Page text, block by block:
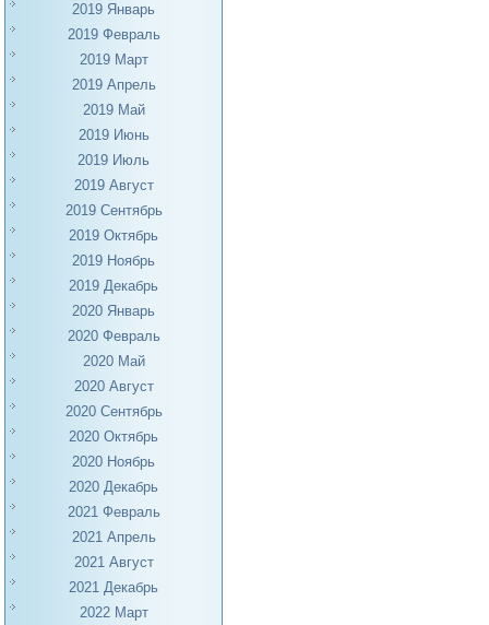
2019 Январь
2019 Февраль
2019 Март
2019 Апрель
2019 Май
2019 Июнь
2019 Июль
2019 Август
2019 Сентябрь
2019 Октябрь
2019 Ноябрь
2019 Декабрь
2020 Январь
2020 Февраль
2020 Май
2020 Август
2020 Сентябрь
2020 Октябрь
2020 Ноябрь
2020 Декабрь
2021 Февраль
2021 Апрель
2021 Август
2021 Декабрь
2022 Март